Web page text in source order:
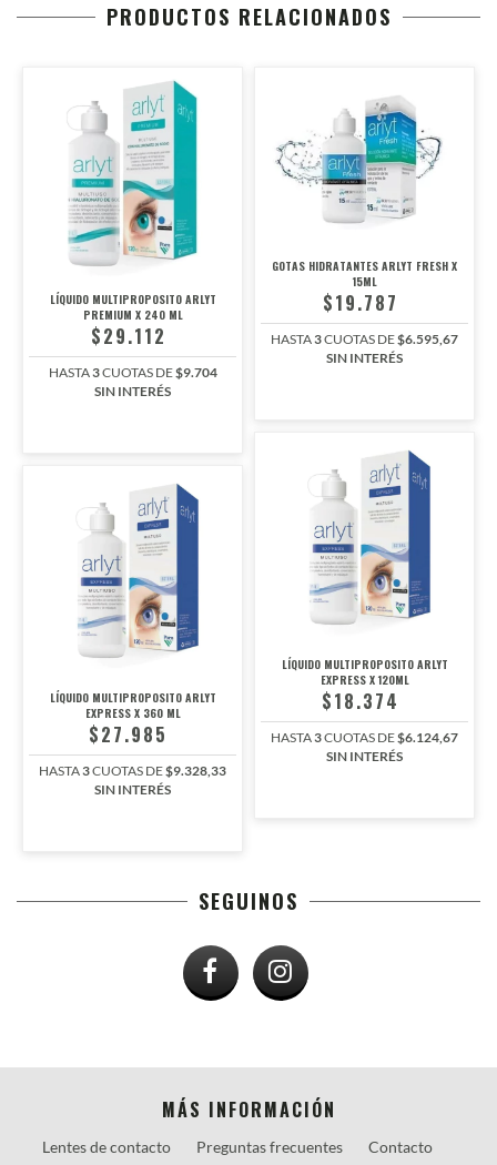
PRODUCTOS RELACIONADOS
LÍQUIDO MULTIPROPOSITO ARLYT
PREMIUM X 240 ML
$29.112
HASTA3CUOTAS DE$9.704
SIN INTERÉS
GOTAS HIDRATANTES ARLYT FRESH X
15ML
$19.787
HASTA3CUOTAS DE$6.595,67
SIN INTERÉS
LÍQUIDO MULTIPROPOSITO ARLYT
EXPRESS X 360 ML
$27.985
HASTA3CUOTAS DE$9.328,33
SIN INTERÉS
LÍQUIDO MULTIPROPOSITO ARLYT
EXPRESS X 120ML
$18.374
HASTA3CUOTAS DE$6.124,67
SIN INTERÉS
SEGUINOS
MÁS INFORMACIÓN
Lentes de contacto Preguntas frecuentes Contacto